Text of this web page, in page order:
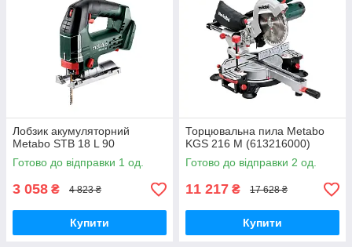
Лобзик акумуляторний
Metabo STB 18 L 90
Готово до відправки 1 од.
3 058 ₴ 4 823 ₴
Купити
Торцювальна пила Metabo
KGS 216 M (613216000)
Готово до відправки 2 од.
11 217 ₴ 17 628 ₴
Купити